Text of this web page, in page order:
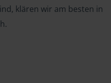
klären wir am besten in